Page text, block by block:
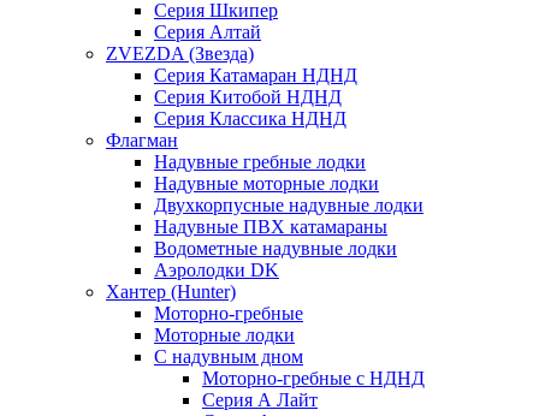
Серия Шкипер
Серия Алтай
ZVEZDA (Звезда)
Серия Катамаран НДНД
Серия Китобой НДНД
Серия Классика НДНД
Флагман
Надувные гребные лодки
Надувные моторные лодки
Двухкорпусные надувные лодки
Надувные ПВХ катамараны
Водометные надувные лодки
Аэролодки DK
Хантер (Hunter)
Моторно-гребные
Моторные лодки
С надувным дном
Моторно-гребные с НДНД
Серия А Лайт